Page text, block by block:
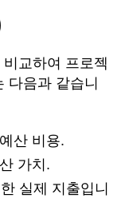
교하여 프로젝
다음과 같습니
산 비용.
가치.
실제 지출입니